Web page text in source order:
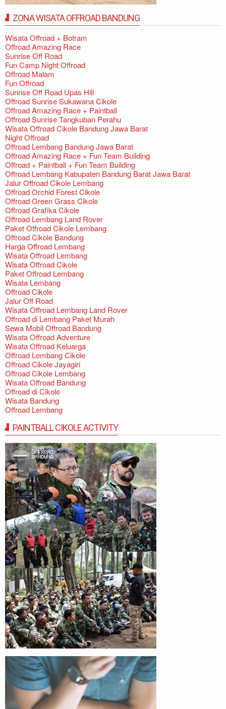
ZONA WISATA OFFROAD BANDUNG
Wisata Offroad + Botram
Offroad Amazing Race
Sunrise Off Road
Fun Camp Night Offroad
Offroad Malam
Fun Offroad
Sunrise Off Road Upas Hill
Offroad Sunrise Sukawana Cikole
Offroad Amazing Race + Paintball
Offroad Sunrise Tangkuban Perahu
Wisata Offroad Cikole Bandung Jawa Barat
Night Offroad
Offroad Lembang Bandung Jawa Barat
Offroad Amazing Race + Fun Team Building
Offroad + Paintball + Fun Team Building
Offroad Lembang Kabupaten Bandung Barat Jawa Barat
Jalur Offroad Cikole Lembang
Offroad Orchid Forest Cikole
Offroad Green Grass Cikole
Offroad Grafika Cikole
Offroad Lembang Land Rover
Paket Offroad Cikole Lembang
Offroad Cikole Bandung
Harga Offroad Lembang
Wisata Offroad Lembang
Wisata Offroad Cikole
Paket Offroad Lembang
Wisata Lembang
Offroad Cikole
Jalur Off Road
Wisata Offroad Lembang Land Rover
Offroad di Lembang Paket Murah
Sewa Mobil Offroad Bandung
Wisata Offroad Adventure
Wisata Offroad Keluarga
Offroad Lembang Cikole
Offroad Cikole Jayagiri
Offroad Cikole Lembang
Wisata Offroad Bandung
Offroad di Cikole
Wisata Bandung
Offroad Lembang
PAINTBALL CIKOLE ACTIVITY